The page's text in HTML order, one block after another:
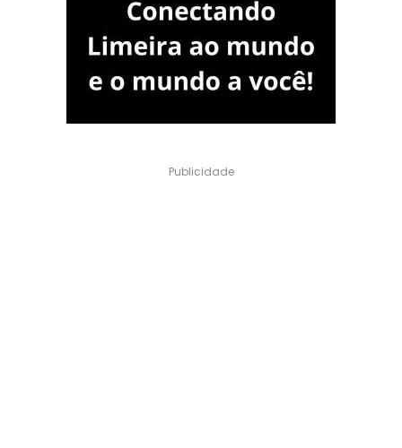
Publicidade